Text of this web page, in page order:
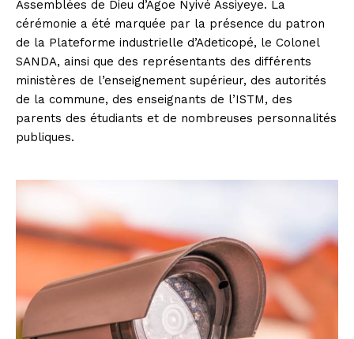
Assemblées de Dieu d’Agoe Nyivé Assiyeye. La
cérémonie a été marquée par la présence du patron
de la Plateforme industrielle d’Adeticopé, le Colonel
SANDA, ainsi que des représentants des différents
ministères de l’enseignement supérieur, des autorités
de la commune, des enseignants de l’ISTM, des
parents des étudiants et de nombreuses personnalités
publiques.